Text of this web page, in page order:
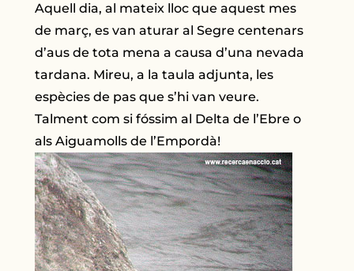
Aquell dia, al mateix lloc que aquest mes
de març, es van aturar al Segre centenars
d’aus de tota mena a causa d’una nevada
tardana. Mireu, a la taula adjunta, les
espècies de pas que s’hi van veure.
Talment com si fóssim al Delta de l’Ebre o
als Aiguamolls de l’Empordà!